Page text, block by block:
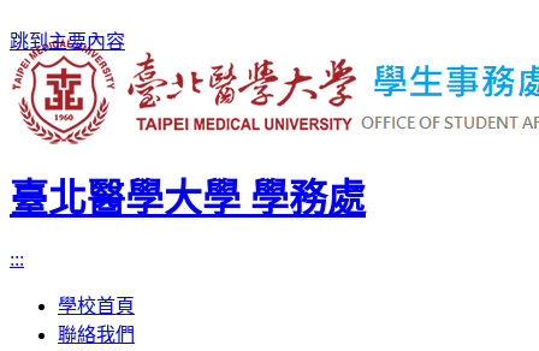
跳到主要內容
臺北醫學大學 學務處
:::
學校首頁
聯絡我們